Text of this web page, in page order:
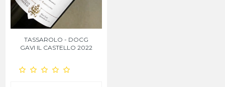
TASSAROLO - DOCG
GAVI IL CASTELLO 2022